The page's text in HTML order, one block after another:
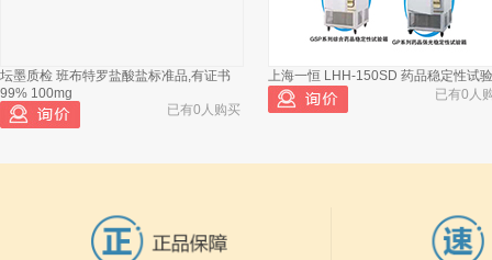
坛墨质检 班布特罗盐酸盐标准品,有证书
99% 100mg
已有0人购买
上海一恒 LHH-150SD 药品稳定性试
已有0人